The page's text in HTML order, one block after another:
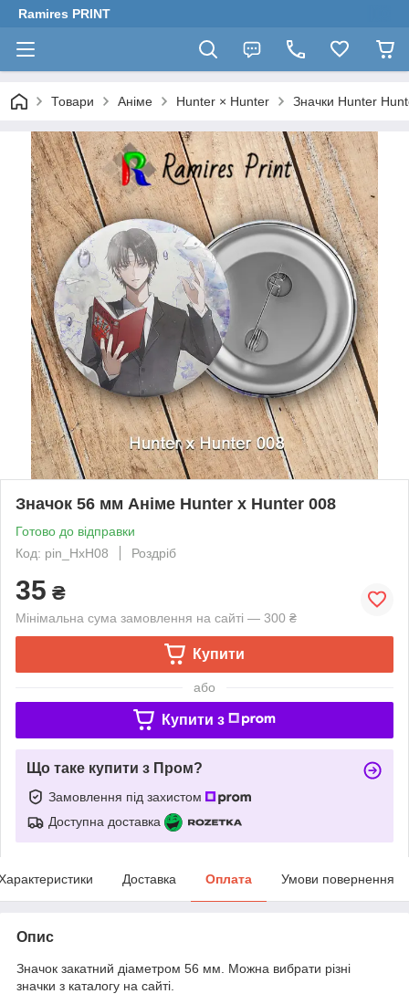
Ramires PRINT
Товари Аніме Hunter × Hunter Значки Hunter
Значок 56 мм Аніме Hunter x Hunter 008
Готово до відправки
Код: pin_HxH08
Роздріб
35 ₴
Мінімальна сума замовлення на сайті — 300 ₴
Купити
або
Купити з
Що таке купити з Пром?
Замовлення під захистом
Доступна доставка
Доставка Оплата Умови повернення
Опис
Значок закатний діаметром 56 мм. Можна вибрати різні
значки з каталогу на сайті.